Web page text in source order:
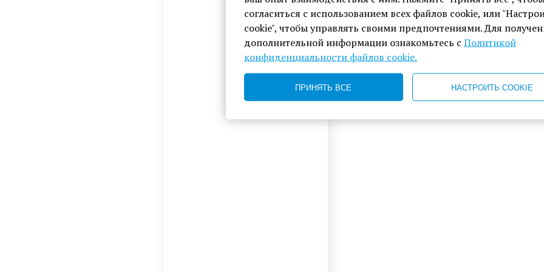
согласиться с использованием всех файлов cookie, или
cookie", чтобы управлять своими предпочтениями. Для
дополнительной информации ознакомьтесь с Политикой
конфиденциальности файлов cookie.
ПРИНЯТЬ ВСЕ НАСТРОИТЬ COOKIE